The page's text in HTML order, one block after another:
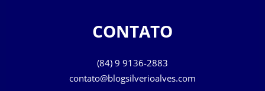
CONTATO
(84) 9 9136-2883
contato@blogsilverioalves.com